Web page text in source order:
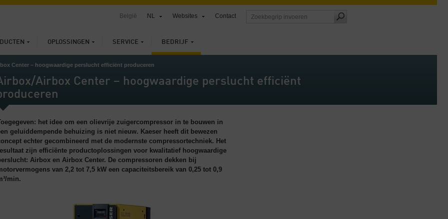
OPLOSSINGEN SERVICE BEDRIJF
België NL Websites Contact
Center – hoogwaardige perslucht efficiënt produceren
Airbox Center – hoogwaardige perslucht efficiënt
het idee om een olievrije zuigercompressor in te bouwen in
geluiddempende behuizing is niet nieuw. Kaeser heeft dit bewezen
echter gecombineerd met de modernste compressortechniek. Het
zijn efficiënte productoplossingen voor kwalitatief hoogwaardige
Airbox en Airbox Center. De compressoren dekken bij
van 2,2 tot 7,5 kW een capaciteitsbereik van 0,25 tot 0,9
min.